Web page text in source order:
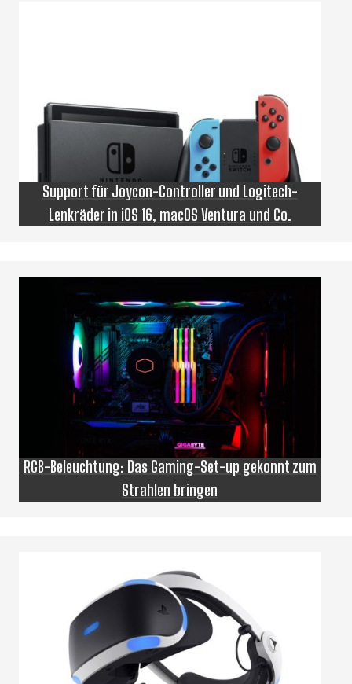
Support für Joycon-Controller und Logitech-
Lenkräder in iOS 16, macOS Ventura und Co.
RGB-Beleuchtung: Das Gaming-Set-up gekonnt zum
Strahlen bringen